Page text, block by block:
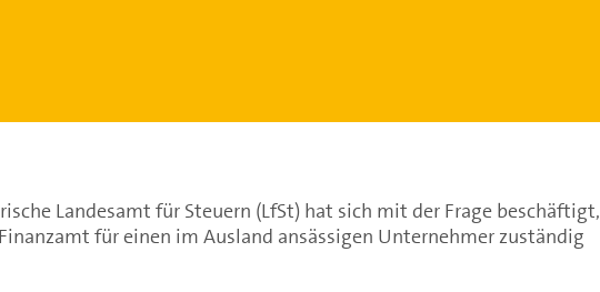
Landesamt für Steuern (LfSt) hat sich mit der Frage beschäftigt,
für einen im Ausland ansässigen Unternehmer zuständig